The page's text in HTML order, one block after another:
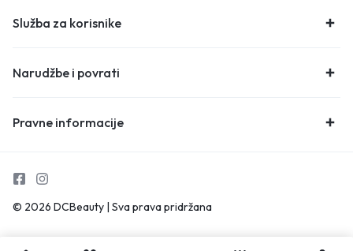
Služba za korisnike
Narudžbe i povrati
Pravne informacije
© 2026 DCBeauty | Sva prava pridržana